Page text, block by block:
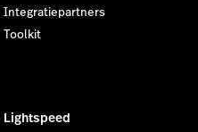
Integratiepartners
Toolkit
Lightspeed